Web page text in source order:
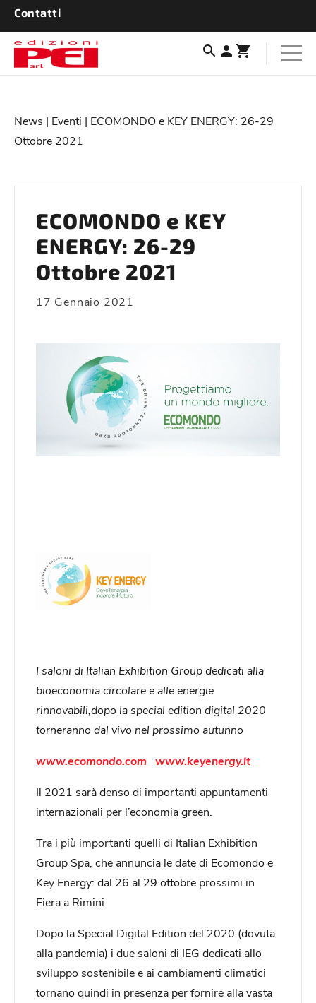
Contatti
News | Eventi | ECOMONDO e KEY ENERGY: 26-29
Ottobre 2021
ECOMONDO e KEY
ENERGY: 26-29
Ottobre 2021
17 Gennaio 2021
I saloni di Italian Exhibition Group dedicati alla
bioeconomia circolare e alle energie
rinnovabili,dopo la special edition digital 2020
torneranno dal vivo nel prossimo autunno
www.ecomondo.com www.keyenergy.it
Il 2021 sarà denso di importanti appuntamenti
internazionali per l’economia green.
Tra i più importanti quelli di Italian Exhibition
Group Spa, che annuncia le date di Ecomondo e
Key Energy: dal 26 al 29 ottobre prossimi in
Fiera a Rimini.
Dopo la Special Digital Edition del 2020 (dovuta
alla pandemia) i due saloni di IEG dedicati allo
sviluppo sostenibile e ai cambiamenti climatici
tornano quindi in presenza per fornire alla vasta